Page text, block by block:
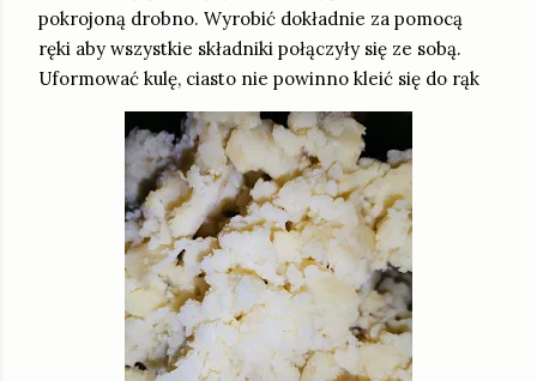
pokrojoną drobno. Wyrobić dokładnie za pomocą
ręki aby wszystkie składniki połączyły się ze sobą.
Uformować kulę, ciasto nie powinno kleić się do rąk